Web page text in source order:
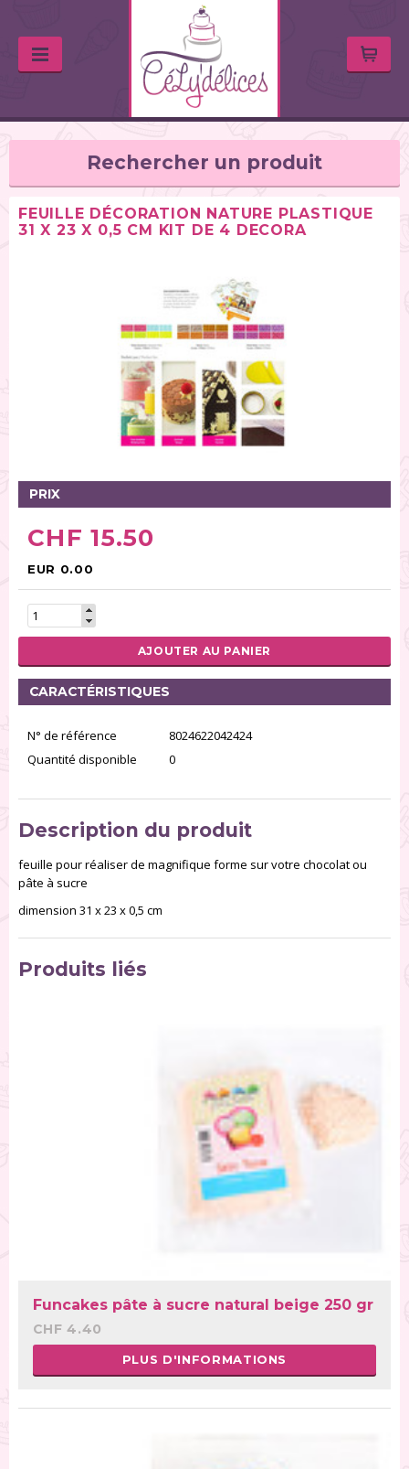
Rechercher un produit
Moules (391)
Poches à douille et bouteilles (62)
Spatules / ustensiles (90)
Tables tournantes (5)
Présentoirs (111)
Rouleaux (18)
Emporte-pièces (167)
Bordures à gâteaux (35)
Outils pour pâte à sucre (86)
Presses à textures (26)
RÉINITIALISER LA RECHERCHE
FEUILLE DÉCORATION NATURE PLASTIQUE
31 X 23 X 0,5 CM KIT DE 4 DECORA
PRIX
CHF 15.50
EUR 0.00
AJOUTER AU PANIER
CARACTÉRISTIQUES
N° de référence
8024622042424
Quantité disponible
0
Description du produit
feuille pour réaliser de magnifique forme sur votre chocolat ou
pâte à sucre
dimension 31 x 23 x 0,5 cm
Produits liés
Funcakes pâte à sucre natural beige 250 gr
CHF 4.40
PLUS D'INFORMATIONS